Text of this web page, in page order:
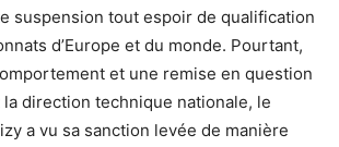
suspension tout espoir de qualification
d’Europe et du monde. Pourtant,
et une remise en question
direction technique nationale, le
a vu sa sanction levée de manière